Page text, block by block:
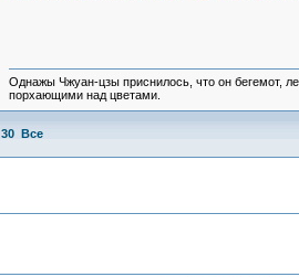
Однажы Чжуан-цзы приснилось, что он бегемот,
порхающими над цветами.
30 Все